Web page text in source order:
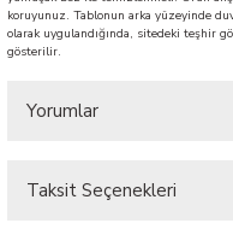
koruyunuz. Tablonun arka yüzeyinde
olarak uygulandığında, sitedeki teşhir
gösterilir.
Yorumlar
Taksit Seçenekleri